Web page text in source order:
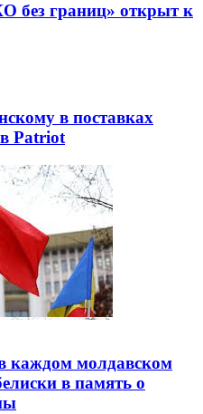
без границ» открыт к
в поставках
Patriot
каждом молдавском
в память о